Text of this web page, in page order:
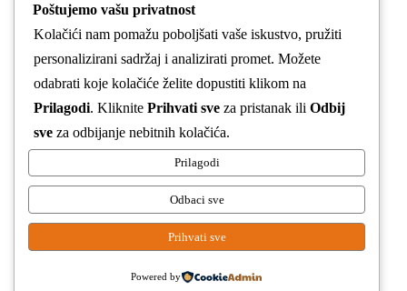
Pon/Sri 13-20
Uto/Čet/Pet
9-17
Sub Po dogovoru
Facebook
Instagram
LinkedIn
YouTube
POSTANI DIO NAŠEG
TIMA!
© 2024 COPYRIGHT Poliklinika Gikić
Poštujemo vašu privatnost
Kolačići nam pomažu poboljšati vaše iskustvo, pružiti
personalizirani sadržaj i analizirati promet. Možete
odabrati koje kolačiće želite dopustiti klikom na
Prilagodi. Kliknite Prihvati sve za pristanak ili Odbij
sve za odbijanje nebitnih kolačića.
Prilagodi
Odbaci sve
Prihvati sve
Powered by